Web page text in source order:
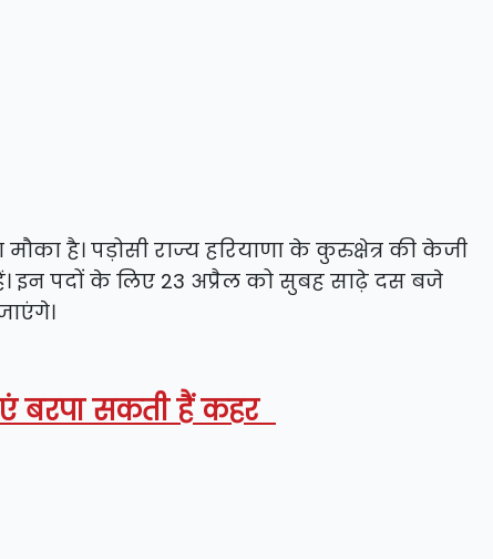
है। पड़ोसी राज्य हरियाणा के कुरुक्षेत्र की केजी
इन पदों के लिए 23 अप्रैल को सुबह साढ़े दस बजे
बरपा सकती हैं कहर